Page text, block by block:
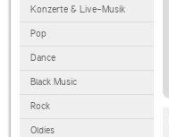
Konzerte & Live-Musik
Pop
Dance
Black Music
Rock
Oldies